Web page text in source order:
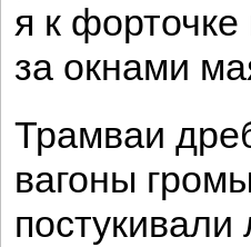
я к
за окнами
Трамваи
вагоны